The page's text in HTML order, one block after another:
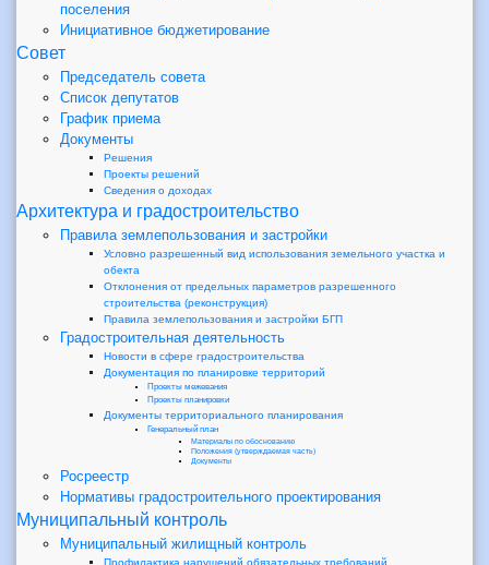
поселения
Инициативное бюджетирование
Совет
Председатель совета
Список депутатов
График приема
Документы
Решения
Проекты решений
Сведения о доходах
Архитектура и градостроительство
Правила землепользования и застройки
Условно разрешенный вид использования земельного участка и
обекта
Отклонения от предельных параметров разрешенного
строительства (реконструкция)
Правила землепользования и застройки БГП
Градостроительная деятельность
Новости в сфере градостроительства
Документация по планировке территорий
Проекты межевания
Проекты планировки
Документы территориального планирования
Генеральный план
Материалы по обоснованию
Положения (утверждаемая часть)
Документы
Росреестр
Нормативы градостроительного проектирования
Муниципальный контроль
Муниципальный жилищный контроль
Профилактика нарушений обязательных требований